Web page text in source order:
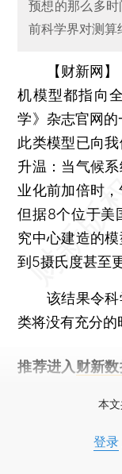
预想的那么多
前科学界对测算
【财新网
机模型都指向
学》杂志官网
此类模型已向
升温：当气候
业化前加倍时
但据8个位于美
究中心建造的
到5摄氏度甚至
该结果令科
类将没有充分的
推荐进入 财新
本
登录